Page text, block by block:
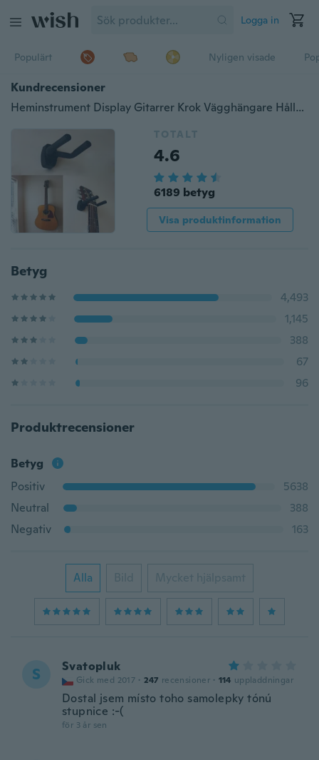
Logga in
Populärt Nyligen visade
Kundrecensioner
Heminstrument Display Gitarrer Krok Vägghängare Hållare Montering Display Gitarr Gitarrsträngar Notering Klistermärke Tre typ tillbehör
TOTALT
4.6
6189 betyg
Visa produktinformation
Betyg
4,493
1,145
388
67
96
Produktrecensioner
Betyg
Positiv
5638
Neutral
388
Negativ
163
Alla Bild Mycket hjälpsamt
S Svatopluk
Gick med 2017 · 247 recensioner · 114 uppladdningar
Dostal jsem místo toho samolepky tónú
stupnice :-(
för 3 år sen